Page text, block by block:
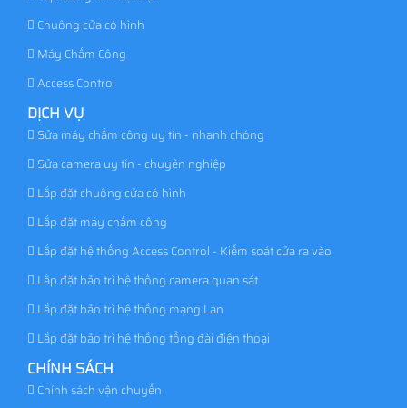
Chuông cửa có hình
Máy Chấm Công
Access Control
DỊCH VỤ
Sửa máy chấm công uy tín - nhanh chóng
Sửa camera uy tín - chuyên nghiệp
Lắp đặt chuông cửa có hình
Lắp đặt máy chấm công
Lắp đặt hệ thống Access Control - Kiểm soát cửa ra vào
Lắp đặt bảo trì hệ thống camera quan sát
Lắp đặt bảo trì hệ thống mạng Lan
Lắp đặt bảo trì hệ thống tổng đài điện thoại
CHÍNH SÁCH
Chính sách vận chuyển